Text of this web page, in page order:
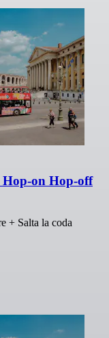
Hop-on Hop-off
+ Salta la coda